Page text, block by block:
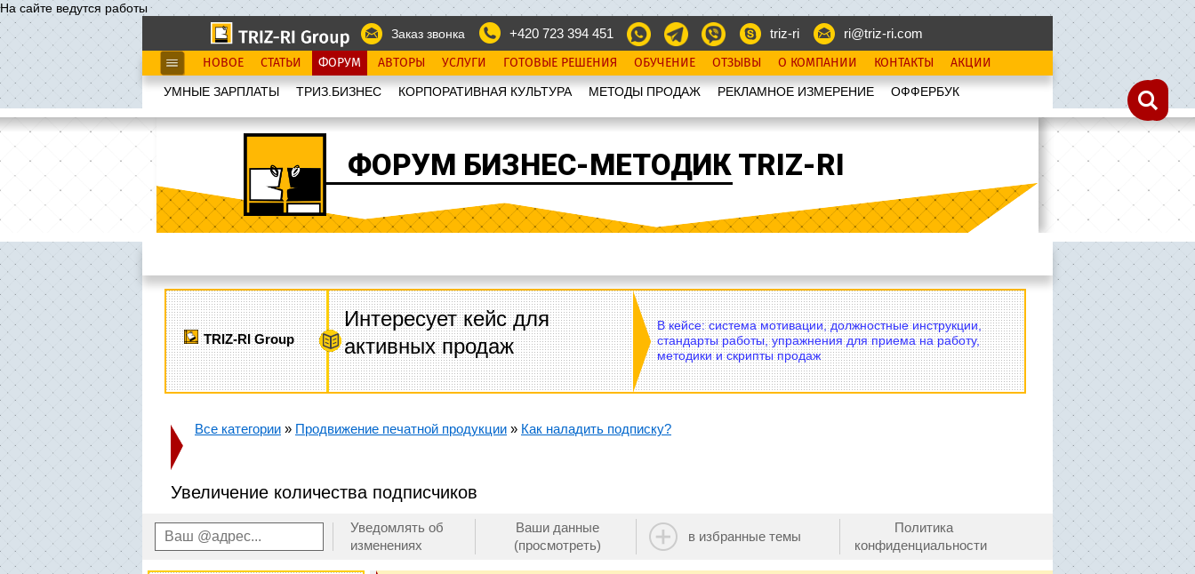
На сайте ведутся работы
Заказ звонка
+420 723 394 451 triz-ri ri@triz-ri.com
НОВОЕ СТАТЬИ ФОРУМ АВТОРЫ УСЛУГИ ГОТОВЫЕ РЕШЕНИЯ ОБУЧЕНИЕ ОТЗЫВЫ О КОМПАНИИ КОНТАКТЫ АКЦИИ
УМНЫЕ ЗАРПЛАТЫ ТРИЗ.БИЗНЕС КОРПОРАТИВНАЯ КУЛЬТУРА МЕТОДЫ ПРОДАЖ РЕКЛАМНОЕ ИЗМЕРЕНИЕ OФФЕРБУК
ФОРУМ БИЗНЕС-МЕТОДИК TRIZ-RI
TRIZ-RI Group
Интересует кейс для
активных продаж
В кейсе: система мотивации, должностные инструкции,
стандарты работы, упражнения для приема на работу,
методики и скрипты продаж
Все категории » Продвижение печатной продукции » Как наладить подписку?
Увеличение количества подписчиков
Уведомлять об
изменениях
Ваши данные
(просмотреть)
в избранные темы
Политика
конфиденциальности